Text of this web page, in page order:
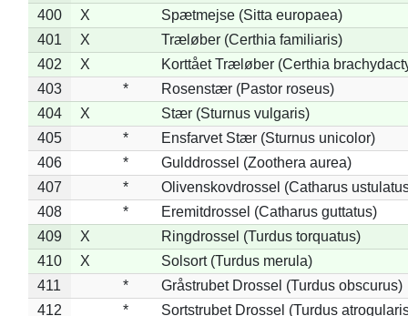
400
X
Spætmejse (Sitta europaea)
401
X
Træløber (Certhia familiaris)
402
X
Korttået Træløber (Certhia
403
*
Rosenstær (Pastor roseus)
404
X
Stær (Sturnus vulgaris)
405
*
Ensfarvet Stær (Sturnus unicolor)
406
*
Gulddrossel (Zoothera aurea)
407
*
Olivenskovdrossel (Catharus
408
*
Eremitdrossel (Catharus guttatus)
409
X
Ringdrossel (Turdus torquatus)
410
X
Solsort (Turdus merula)
411
*
Gråstrubet Drossel (Turdus obscurus)
412
*
Sortstrubet Drossel (Turdus